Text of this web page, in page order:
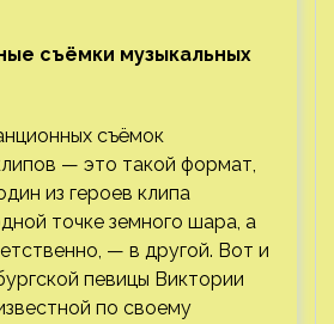
съёмки музыкальных
съёмок
— это такой формат,
из героев клипа
точке земного шара, а
— в другой. Вот и
певицы Виктории
по своему